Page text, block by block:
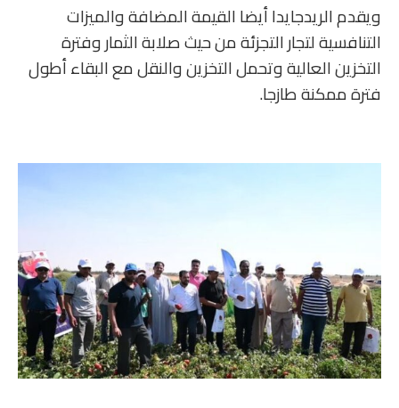
ويقدم الريدجايدا أيضا القيمة المضافة والميزات
التنافسية لتجار التجزئة من حيث صلابة الثمار وفترة
التخزين العالية وتحمل التخزين والنقل مع البقاء أطول
فترة ممكنة طازجا.